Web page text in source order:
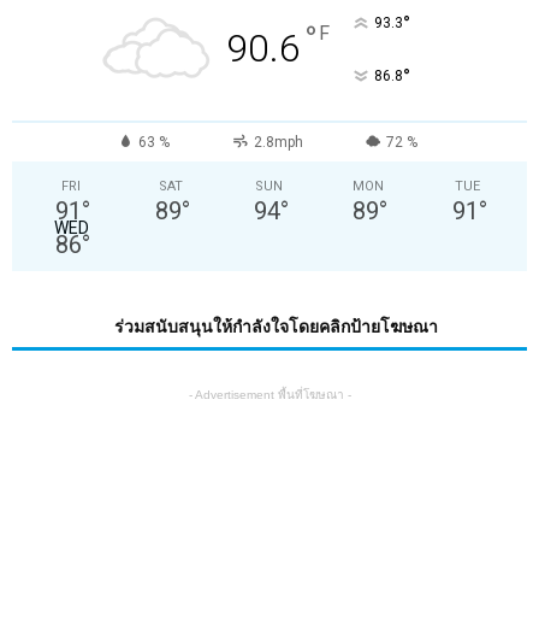
90.6 ° F 93.3°
86.8°
63 % 2.8mph 72 %
FRI
91 °
SAT
89°
SUN
94°
MON
89°
TUE
91 °
WED
86°
ร่วมสนับสนุนให้กำลังใจโดยคลิกป้ายโฆษณา
- Advertisement พื้นที่โฆษณา -